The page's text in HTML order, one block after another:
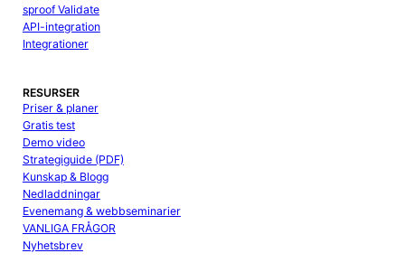
sproof Validate
API-integration
Integrationer
RESURSER
Priser & planer
Gratis test
Demo video
Strategiguide (PDF)
Kunskap & Blogg
Nedladdningar
Evenemang & webbseminarier
VANLIGA FRÅGOR
Nyhetsbrev